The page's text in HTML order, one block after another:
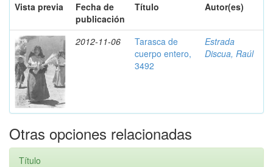
Vista previa
Fecha de
publicación
Título Autor(es)
2012-11-06
Tarasca de
cuerpo entero,
3492
Estrada
Discua, Raúl
Otras opciones relacionadas
Título